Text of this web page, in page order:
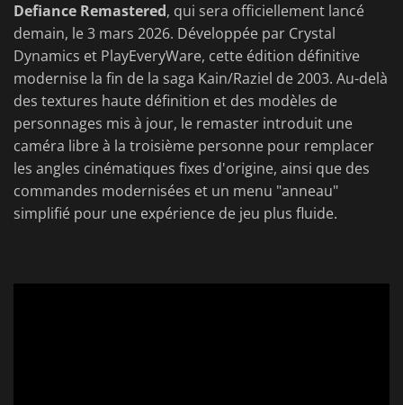
Defiance Remastered, qui sera officiellement lancé
demain, le 3 mars 2026. Développée par Crystal
Dynamics et PlayEveryWare, cette édition définitive
modernise la fin de la saga Kain/Raziel de 2003. Au-delà
des textures haute définition et des modèles de
personnages mis à jour, le remaster introduit une
caméra libre à la troisième personne pour remplacer
les angles cinématiques fixes d'origine, ainsi que des
commandes modernisées et un menu "anneau"
simplifié pour une expérience de jeu plus fluide.